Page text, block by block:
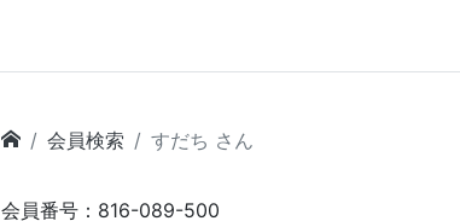
会員検索 すだち さん
会員番号：816-089-500